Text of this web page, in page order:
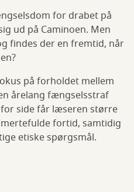
for drabet på
ud på Caminoen. Men
findes der en fremtid, når
på forholdet mellem
årelang fængselsstraf
for side får læseren større
fortid, samtidig
etiske spørgsmål.